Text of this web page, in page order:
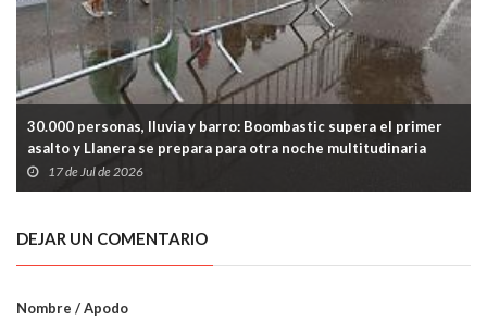
30.000 personas, lluvia y barro: Boombastic supera el primer
asalto y Llanera se prepara para otra noche multitudinaria
17 de Jul de 2026
DEJAR UN COMENTARIO
Nombre / Apodo